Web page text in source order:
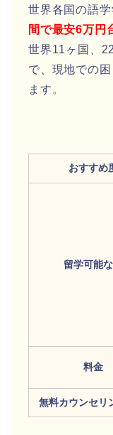
世界各国の語学
間で最安6万円
世界11ヶ国、
で、現地での
ます。
おすすめ
留学可能
料金
無料カウンセリ